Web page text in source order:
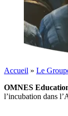
Accueil » Le
OMNES
l’incubation dans